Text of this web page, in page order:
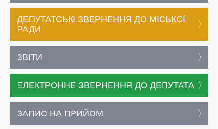
ДЕПУТАТСЬКІ ЗВЕРНЕННЯ ДО МІСЬКОЇ
РАДИ
ЗВІТИ
ЕЛЕКТРОННЕ ЗВЕРНЕННЯ ДО ДЕПУТАТА
ЗАПИС НА ПРИЙОМ